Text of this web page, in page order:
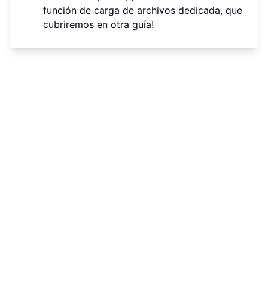
función de carga de archivos dedicada, que
cubriremos en otra guía!